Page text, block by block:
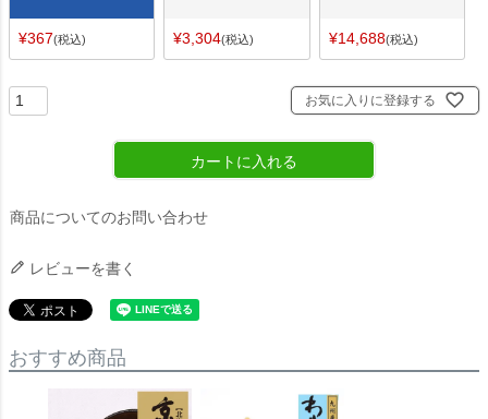
¥367 税込 ¥3,304 税込 ¥14,688 税込
お気に入りに登録する
カートに入れる
商品についてのお問い合わせ
レビューを書く
おすすめ商品